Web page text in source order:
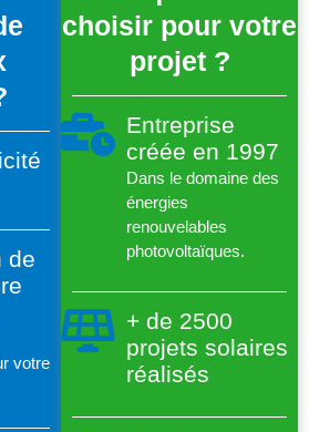
de
votre
choisir pour votre
projet ?
Entreprise
créée en 1997
Dans le domaine des
énergies
renouvelables
photovoltaïques.
+ de 2500
projets solaires
réalisés